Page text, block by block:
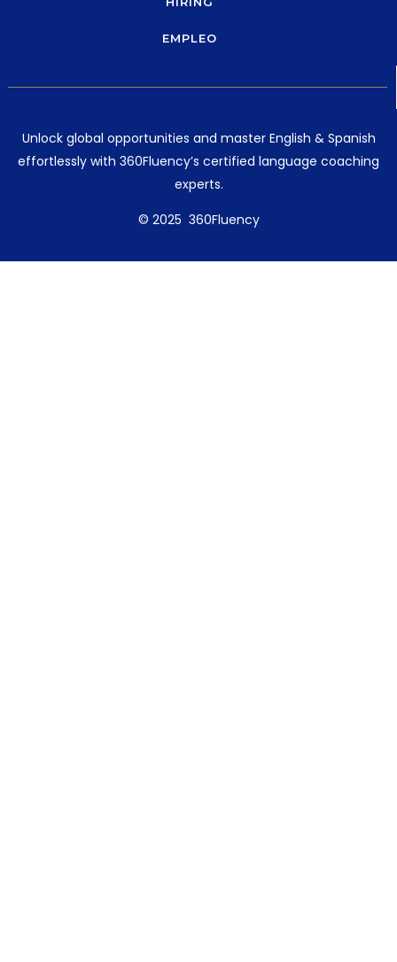
EMPLEO
Unlock global opportunities and master English & Spanish
effortlessly with 360Fluency’s certified language coaching
experts.
© 2025 360Fluency